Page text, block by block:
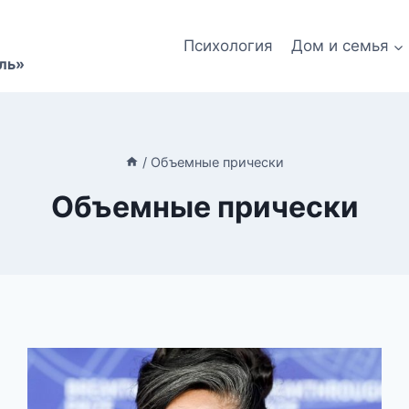
Психология Дом и семья
/ Объемные прически
Объемные прически